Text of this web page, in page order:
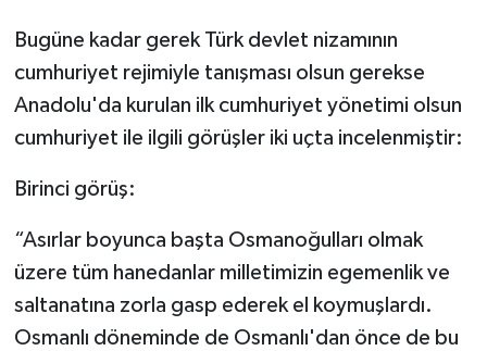
Bugüne kadar gerek Türk devlet nizamının
cumhuriyet rejimiyle tanışması olsun gerekse
Anadolu'da kurulan ilk cumhuriyet yönetimi olsun
cumhuriyet ile ilgili görüşler iki uçta incelenmiştir:
Birinci görüş:
“Asırlar boyunca başta Osmanoğulları olmak
üzere tüm hanedanlar milletimizin egemenlik ve
saltanatına zorla gasp ederek el koymuşlardı.
Osmanlı döneminde de Osmanlı'dan önce de bu